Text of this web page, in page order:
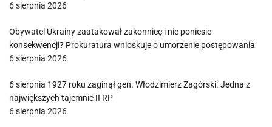
6 sierpnia 2026
Obywatel Ukrainy zaatakował zakonnicę i nie poniesie
konsekwencji? Prokuratura wnioskuje o umorzenie postępowania
6 sierpnia 2026
6 sierpnia 1927 roku zaginął gen. Włodzimierz Zagórski. Jedna z
największych tajemnic II RP
6 sierpnia 2026